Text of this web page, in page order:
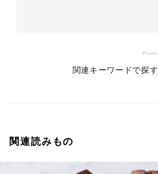
関連キーワードで探す
関連読みもの